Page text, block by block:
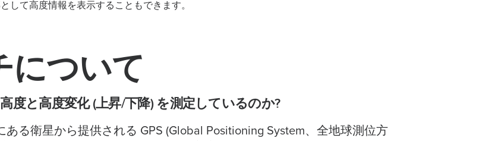
して高度情報を表示することもできます。
について
度と高度変化 (上昇/下降) を測定しているのか?
る衛星から提供される GPS (Global Positioning System、全地球測位方